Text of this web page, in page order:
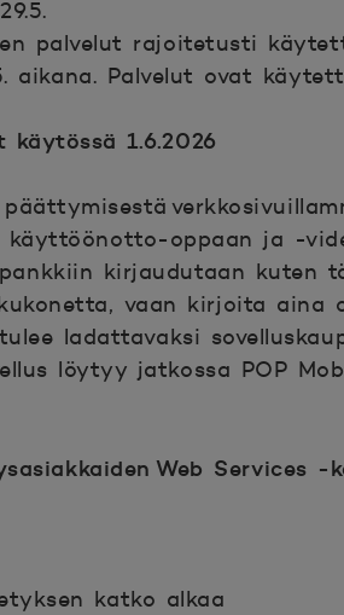
palvelut rajoitetusti
aikana. Palvelut ovat
1.6.2026
käyttöönotto-oppaan ja -
kirjaudutaan kuten
vaan kirjoita aina
ladattavaksi
löytyy jatkossa POP
Web Services -
katko alkaa